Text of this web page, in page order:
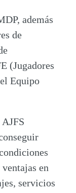
además
de
(Jugadores
Equipo
en
servicios